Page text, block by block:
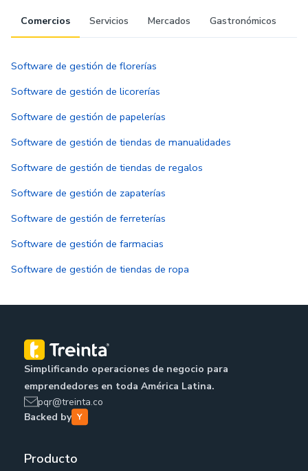
Comercios Servicios Mercados Gastronómicos
Software de gestión de florerías
Software de gestión de licorerías
Software de gestión de papelerías
Software de gestión de tiendas de manualidades
Software de gestión de tiendas de regalos
Software de gestión de zapaterías
Software de gestión de ferreterías
Software de gestión de farmacias
Software de gestión de tiendas de ropa
Simplificando operaciones de negocio para
emprendedores en toda América Latina.
pqr@treinta.co
Backed by
Producto